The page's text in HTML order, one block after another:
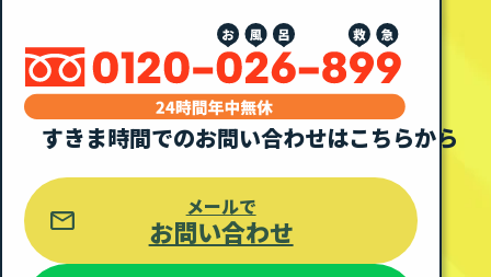
すきま時間でのお問い合わせはこちらから
メールで
お問い合わせ